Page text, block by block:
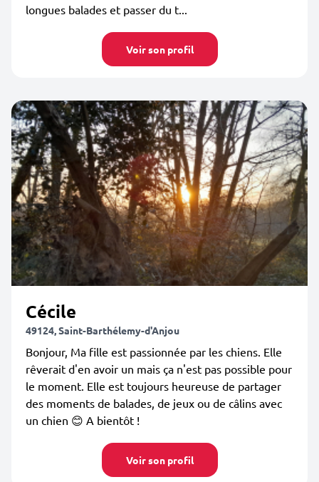
longues balades et passer du t...
Voir son profil
Cécile
49124, Saint-Barthélemy-d'Anjou
Bonjour, Ma fille est passionnée par les chiens. Elle
rêverait d'en avoir un mais ça n'est pas possible pour
le moment. Elle est toujours heureuse de partager
des moments de balades, de jeux ou de câlins avec
un chien 😊 A bientôt !
Voir son profil